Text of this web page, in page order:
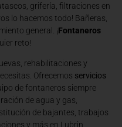
grifería, filtraciones en
lo hacemos todo! Bañeras,
general. ¡Fontaneros
reto!
rehabilitaciones y
Ofrecemos servicios
de fontaneros siempre
de agua y gas,
de bajantes, trabajos
y más en Lubrin.